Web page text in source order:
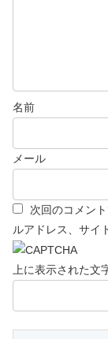
名前
メール
次回のコメン
ルアドレス、サイ
上に表示された文